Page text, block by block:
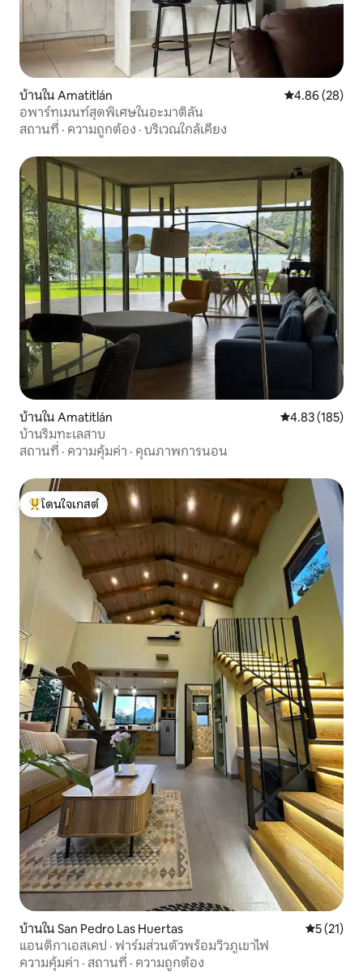
บ้านใน Amatitlán คะแนนเฉลี่ย
4.86 (28)
อพาร์ทเมนท์สุดพิเศษในอะมาติลัน
สถานที่ · ความถูกต้อง · บริเวณใกล้เคียง
บ้านใน Amatitlán คะแนนเฉลี่ย
4.83 (185)
บ้านริมทะเลสาบ
สถานที่ · ความคุ้มค่า · คุณภาพการนอน
โดนใจเกสต์ที่สุด
โดนใจเกสต์
บ้านใน San Pedro Las Huertas คะแนนเฉลี่
5 (21)
แอนติกาเอสเคป · ฟาร์มส่วนตัวพร้อมวิวภูเขาไฟ
ความคุ้มค่า · สถานที่ · ความถูกต้อง